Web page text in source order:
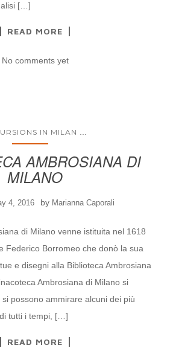
[…]
READ MORE
No comments yet
IN MILAN ...
AMBROSIANA DI
MILANO
4, 2016 by Marianna Caporali
di Milano venne istituita nel 1618
Federico Borromeo che donò la sua
e disegni alla Biblioteca Ambrosiana
Ambrosiana di Milano si
possono ammirare alcuni dei più
tutti i tempi, […]
READ MORE